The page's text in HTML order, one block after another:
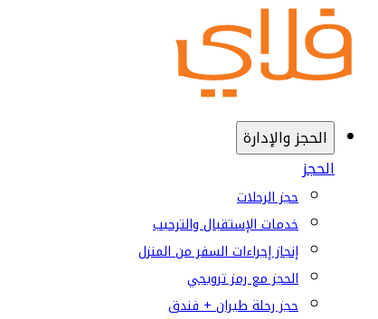
الحجز والإدارة
الحجز
حجز الرحلات
خدمات الإستقبال والترحيب
إنجاز إجراءات السفر من المنزل
الحجز مع رمز ترويجي
حجز رحلة طيران + فندق